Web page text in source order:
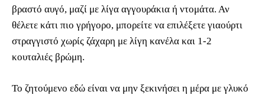
βραστό αυγό, μαζί με λίγα αγγουράκια ή ντομάτα. Αν
θέλετε κάτι πιο γρήγορο, μπορείτε να επιλέξετε γιαούρτι
στραγγιστό χωρίς ζάχαρη με λίγη κανέλα και 1-2
κουταλιές βρώμη.
Το ζητούμενο εδώ είναι να μην ξεκινήσει η μέρα με γλυκό